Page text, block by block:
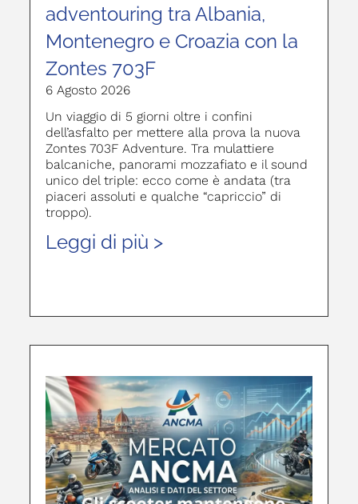
adventouring tra Albania,
Montenegro e Croazia con la
Zontes 703F
6 Agosto 2026
Un viaggio di 5 giorni oltre i confini
dell’asfalto per mettere alla prova la nuova
Zontes 703F Adventure. Tra mulattiere
balcaniche, panorami mozzafiato e il sound
unico del triple: ecco come è andata (tra
piaceri assoluti e qualche “capriccio” di
troppo).
Leggi di più >